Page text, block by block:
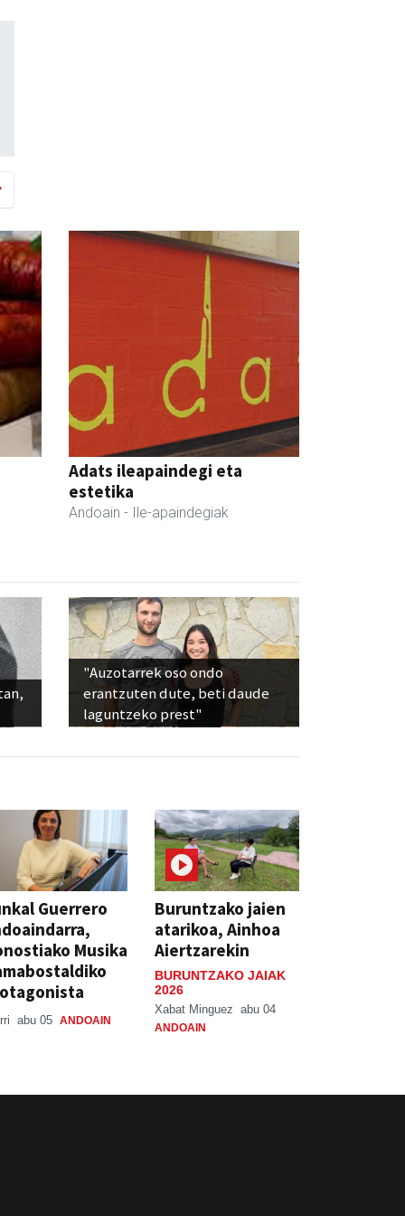
Adats ileapaindegi eta
estetika
Andoain - Ile-apaindegiak
"Auzotarrek oso ondo
erantzuten dute, beti daude
laguntzeko prest"
Guerrero
Musika
abu 05 ANDOAIN
Buruntzako jaien
atarikoa, Ainhoa
Aiertzarekin
BURUNTZAKO JAIAK
2026
Xabat Minguez abu 04
ANDOAIN